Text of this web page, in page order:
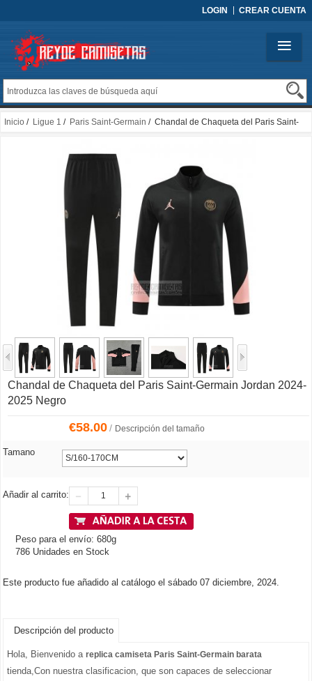
LOGIN CREAR CUENTA
Inicio / Ligue 1 / Paris Saint-Germain / Chandal de Chaqueta del Paris Saint-
Chandal de Chaqueta del Paris Saint-Germain Jordan 2024-
2025 Negro
€58.00/ Descripción del tamaño
Tamano
Añadir al carrito:
Peso para el envío: 680g
786 Unidades en Stock
Este producto fue añadido al catálogo el sábado 07 diciembre, 2024.
Descripción del producto
Hola, Bienvenido a replica camiseta Paris Saint-Germain barata
tienda,Con nuestra clasificacion, que son capaces de seleccionar